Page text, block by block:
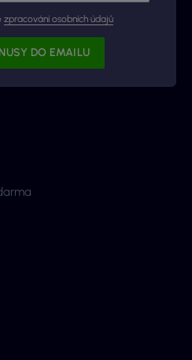
zpracování osobních údajů